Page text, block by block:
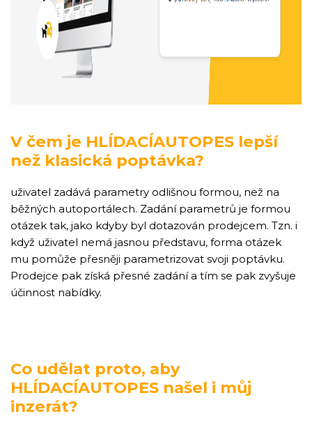
V čem je HLÍDACÍAUTOPES lepší
než klasická poptávka?
uživatel zadává parametry odlišnou formou, než na
běžných autoportálech. Zadání parametrů je formou
otázek tak, jako kdyby byl dotazován prodejcem. Tzn. i
když uživatel nemá jasnou představu, forma otázek
mu pomůže přesněji parametrizovat svoji poptávku.
Prodejce pak získá přesné zadání a tím se pak zvyšuje
účinnost nabídky.
Co udělat proto, aby
HLÍDACÍAUTOPES našel i můj
inzerát?